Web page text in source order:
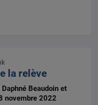
la relève
Beaudoin et
novembre 2022